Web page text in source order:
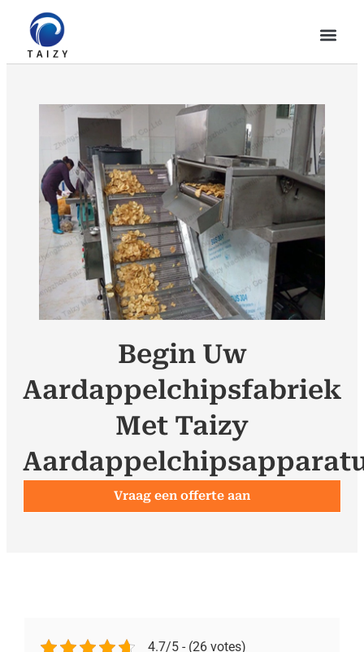
Begin Uw
Aardappelchipsfabriek
Met Taizy
Vraag een offerte aan
4.7/5 - (26 votes)